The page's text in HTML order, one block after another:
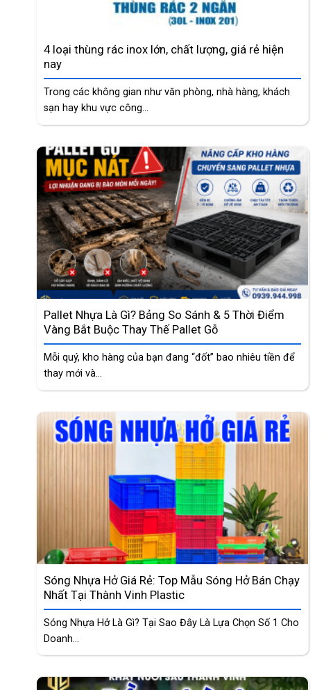
4 loại thùng rác inox lớn, chất lượng, giá rẻ hiện
nay
Trong các không gian như văn phòng, nhà hàng, khách
sạn hay khu vực công...
Pallet Nhựa Là Gì? Bảng So Sánh & 5 Thời Điểm
Vàng Bắt Buộc Thay Thế Pallet Gỗ
Mỗi quý, kho hàng của bạn đang “đốt” bao nhiêu tiền để
thay mới và...
Sóng Nhựa Hở Giá Rẻ: Top Mẫu Sóng Hở Bán Chạy
Nhất Tại Thành Vinh Plastic
Sóng Nhựa Hở Là Gì? Tại Sao Đây Là Lựa Chọn Số 1 Cho
Doanh...